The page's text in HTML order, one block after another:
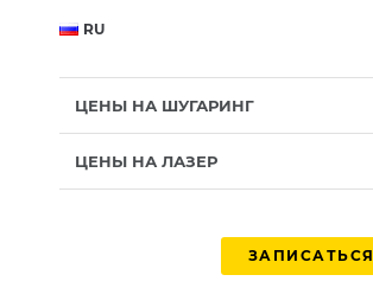
RU
ЦЕНЫ НА ШУГАРИНГ
ЦЕНЫ НА ЛАЗЕР
ЗАПИСАТЬСЯ